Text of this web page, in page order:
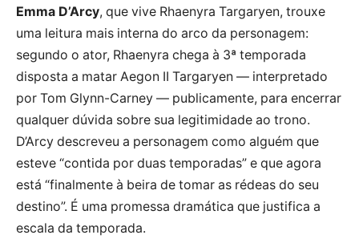
Emma D’Arcy, que vive Rhaenyra Targaryen, trouxe
uma leitura mais interna do arco da personagem:
segundo o ator, Rhaenyra chega à 3ª temporada
disposta a matar Aegon II Targaryen — interpretado
por Tom Glynn-Carney — publicamente, para encerrar
qualquer dúvida sobre sua legitimidade ao trono.
D’Arcy descreveu a personagem como alguém que
esteve “contida por duas temporadas” e que agora
está “finalmente à beira de tomar as rédeas do seu
destino”. É uma promessa dramática que justifica a
escala da temporada.